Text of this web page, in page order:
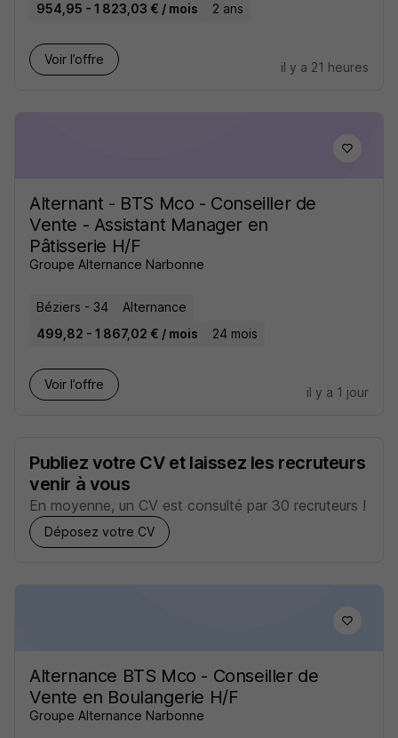
954,95 - 1 823,03 € / mois
2 ans
Voir l’offre
il y a 21 heures
Alternant - BTS Mco - Conseiller de
Vente - Assistant Manager en
Pâtisserie H/F
Groupe Alternance Narbonne
Béziers - 34
Alternance
499,82 - 1 867,02 € / mois
24 mois
Voir l’offre
il y a 1 jour
Publiez votre CV et laissez les recruteurs
venir à vous
En moyenne, un CV est consulté par 30 recruteurs !
Déposez votre CV
Alternance BTS Mco - Conseiller de
Vente en Boulangerie H/F
Groupe Alternance Narbonne